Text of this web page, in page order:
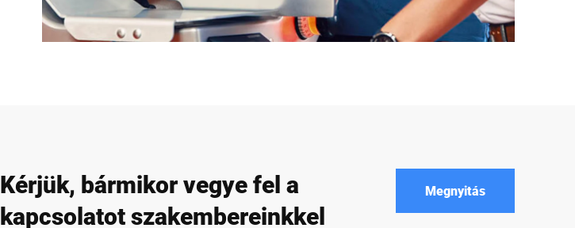
Kérjük, bármikor vegye fel a
kapcsolatot szakembereinkkel
Megnyitás